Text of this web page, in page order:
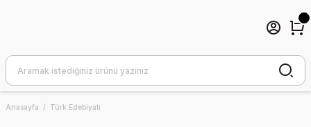
Anasayfa Türk Edebiyatı